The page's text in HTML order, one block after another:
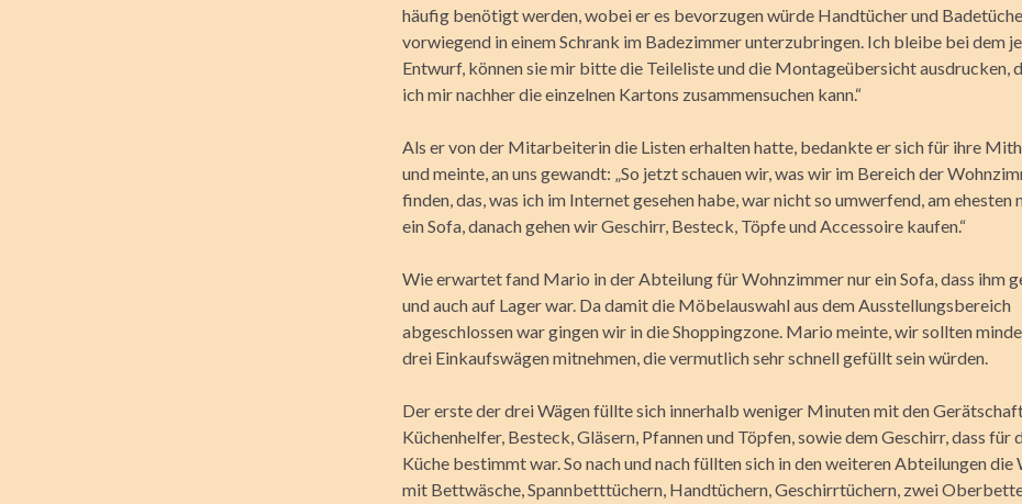
häufig benötigt werden, wobei er es bevorzugen würde Handtücher und
vorwiegend in einem Schrank im Badezimmer unterzubringen. Ich bleibe bei dem
Entwurf, können sie mir bitte die Teileliste und die Montageübersicht ausdrucken,
ich mir nachher die einzelnen Kartons zusammensuchen kann.“
Als er von der Mitarbeiterin die Listen erhalten hatte, bedankte er sich für ihre
und meinte, an uns gewandt: „So jetzt schauen wir, was wir im Bereich der
finden, das, was ich im Internet gesehen habe, war nicht so umwerfend, am ehesten
ein Sofa, danach gehen wir Geschirr, Besteck, Töpfe und Accessoire kaufen.“
Wie erwartet fand Mario in der Abteilung für Wohnzimmer nur ein Sofa, dass ihm
und auch auf Lager war. Da damit die Möbelauswahl aus dem Ausstellungsbereich
abgeschlossen war gingen wir in die Shoppingzone. Mario meinte, wir sollten
drei Einkaufswägen mitnehmen, die vermutlich sehr schnell gefüllt sein würden.
Der erste der drei Wägen füllte sich innerhalb weniger Minuten mit den
Küchenhelfer, Besteck, Gläsern, Pfannen und Töpfen, sowie dem Geschirr, dass für
Küche bestimmt war. So nach und nach füllten sich in den weiteren Abteilungen die
mit Bettwäsche, Spannbetttüchern, Handtüchern, Geschirrtüchern, zwei